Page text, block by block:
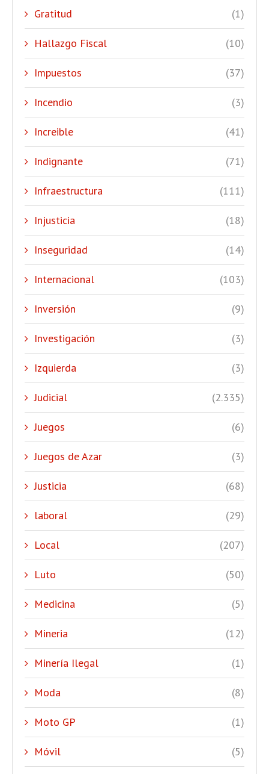
Gratitud (1)
Hallazgo Fiscal (10)
Impuestos (37)
Incendio (3)
Increible (41)
Indignante (71)
Infraestructura (111)
Injusticia (18)
Inseguridad (14)
Internacional (103)
Inversión (9)
Investigación (3)
Izquierda (3)
Judicial (2.335)
Juegos (6)
Juegos de Azar (3)
Justicia (68)
laboral (29)
Local (207)
Luto (50)
Medicina (5)
Mineria (12)
Minería Ilegal (1)
Moda (8)
Moto GP (1)
Móvil (5)